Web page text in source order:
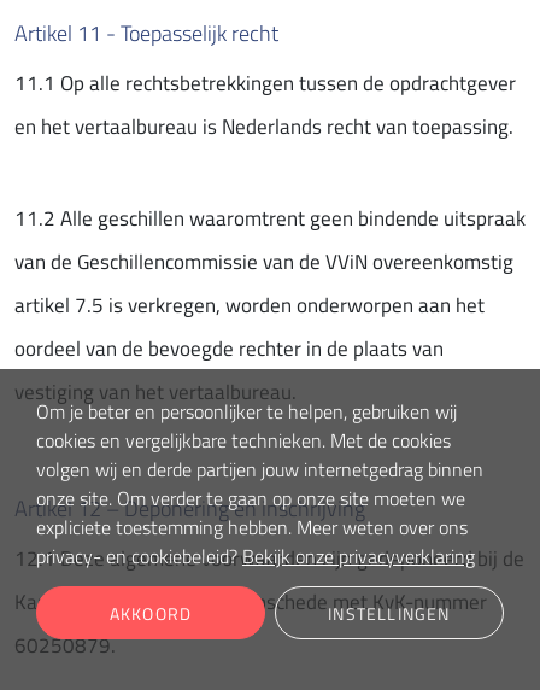
Artikel 11 - Toepasselijk recht
11.1 Op alle rechtsbetrekkingen tussen de opdrachtgever
en het vertaalbureau is Nederlands recht van toepassing.
11.2 Alle geschillen waaromtrent geen bindende uitspraak
van de Geschillencommissie van de VViN overeenkomstig
artikel 7.5 is verkregen, worden onderworpen aan het
oordeel van de bevoegde rechter in de plaats van
vestiging van het vertaalbureau.
Artikel 12 – Deponering en inschrijving
12.1 Deze algemene voorwaarden zijn gedeponeerd bij de
Kamer van Koophandel te Enschede met KvK-nummer
60250879.
Om je beter en persoonlijker te helpen, gebruiken wij
cookies en vergelijkbare technieken. Met de cookies
volgen wij en derde partijen jouw internetgedrag binnen
onze site. Om verder te gaan op onze site moeten we
expliciete toestemming hebben. Meer weten over ons
privacy- en cookiebeleid?Bekijk onze privacyverklaring
AKKOORD INSTELLINGEN